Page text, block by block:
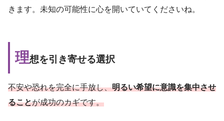
きます。未知の可能性に心を開いていてくださいね。
理想を引き寄せる選択
不安や恐れを完全に手放し、明るい希望に意識を集中させ
ることが成功のカギです。